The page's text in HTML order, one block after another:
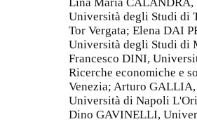
Università degli Studi di
Tor Vergata; Elena DAI
Università degli Studi di
Francesco DINI,
Ricerche economiche e
Venezia; Arturo
Università di Napoli
Dino GAVINELLI,